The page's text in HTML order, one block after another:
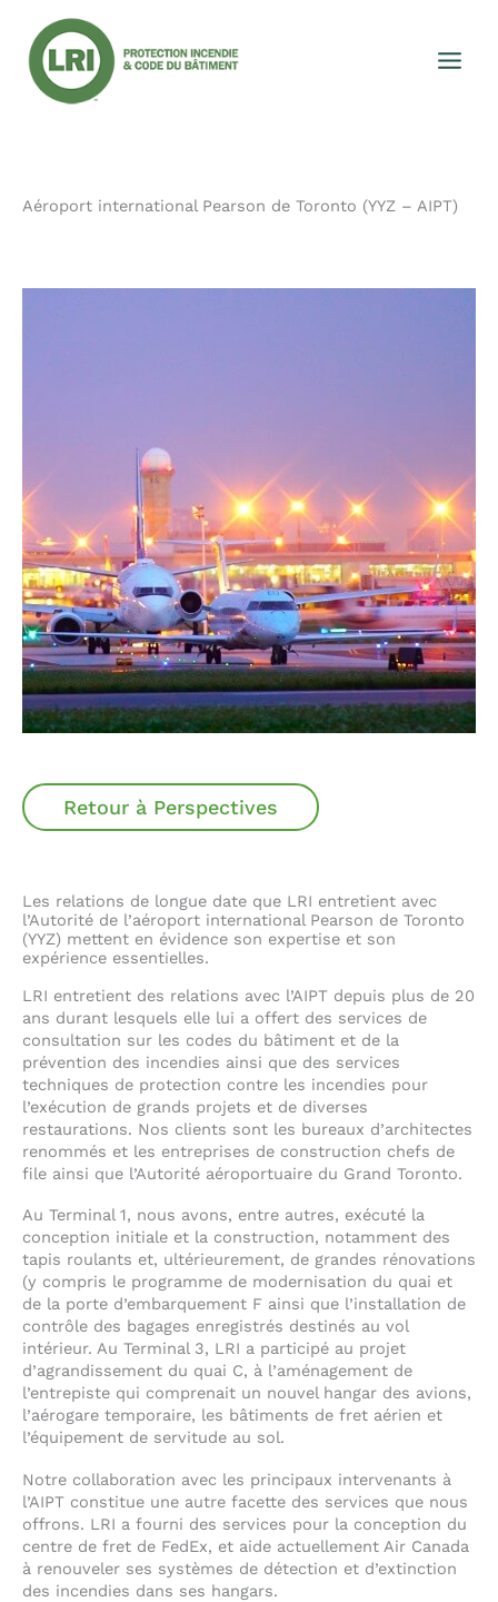
contenu
Aéroport international Pearson de Toronto (YYZ – AIPT)
Retour à Perspectives
Les relations de longue date que LRI entretient avec
l’Autorité de l’aéroport international Pearson de Toronto
(YYZ) mettent en évidence son expertise et son
expérience essentielles.
LRI entretient des relations avec l’AIPT depuis plus de 20
ans durant lesquels elle lui a offert des services de
consultation sur les codes du bâtiment et de la
prévention des incendies ainsi que des services
techniques de protection contre les incendies pour
l’exécution de grands projets et de diverses
restaurations. Nos clients sont les bureaux d’architectes
renommés et les entreprises de construction chefs de
file ainsi que l’Autorité aéroportuaire du Grand Toronto.
Au Terminal 1, nous avons, entre autres, exécuté la
conception initiale et la construction, notamment des
tapis roulants et, ultérieurement, de grandes rénovations
(y compris le programme de modernisation du quai et
de la porte d’embarquement F ainsi que l’installation de
contrôle des bagages enregistrés destinés au vol
intérieur. Au Terminal 3, LRI a participé au projet
d’agrandissement du quai C, à l’aménagement de
l’entrepiste qui comprenait un nouvel hangar des avions,
l’aérogare temporaire, les bâtiments de fret aérien et
l’équipement de servitude au sol.
Notre collaboration avec les principaux intervenants à
l’AIPT constitue une autre facette des services que nous
offrons. LRI a fourni des services pour la conception du
centre de fret de FedEx, et aide actuellement Air Canada
à renouveler ses systèmes de détection et d’extinction
des incendies dans ses hangars.